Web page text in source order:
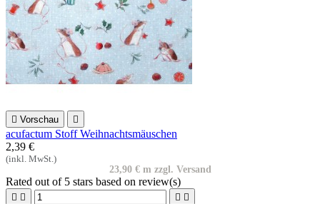
 Vorschau 
acufactum Stoff Weihnachtsmäuschen
2,39 €
(inkl. MwSt.)
23,90 € m zzgl. Versand
Rated out of 5 stars based on review(s)
   